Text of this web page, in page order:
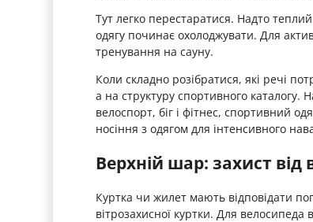
Тут легко перестаратися. Надто
одягу починає охолоджувати. Для
тренування на сауну.
Коли складно розібратися, які речі
а на структуру спортивного каталогу.
велоспорт, біг і фітнес, спортивний
носіння з одягом для інтенсивного
Верхній шар: захист від
Куртка чи жилет мають відповідати
вітрозахисної куртки. Для